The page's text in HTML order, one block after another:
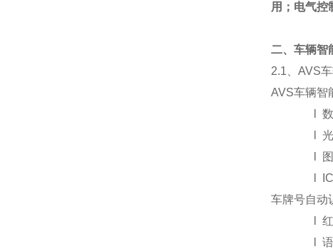
用；电气控
二、车辆智
2.1 、AVS
AVS车辆智
IC
车牌号自动